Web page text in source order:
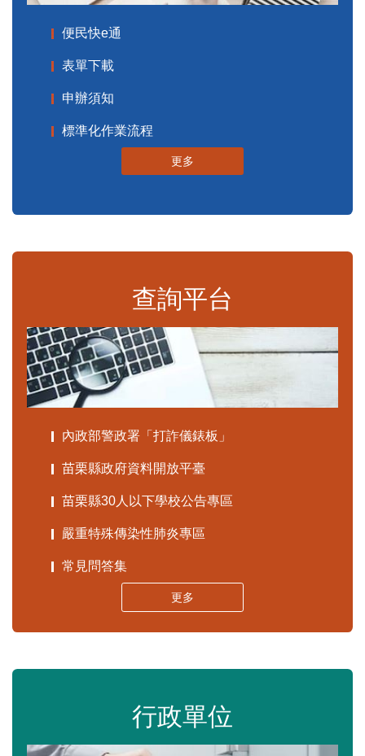
便民快e通
表單下載
申辦須知
標準化作業流程
更多
查詢平台
內政部警政署「打詐儀錶板」
苗栗縣政府資料開放平臺
苗栗縣30人以下學校公告專區
嚴重特殊傳染性肺炎專區
常見問答集
更多
行政單位